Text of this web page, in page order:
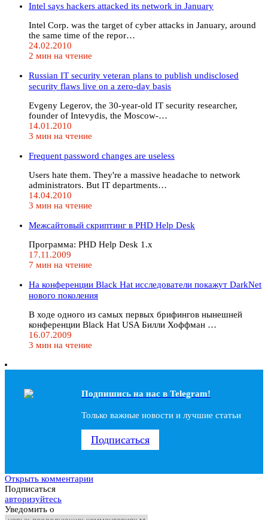
Intel says hackers attacked its network in January
Intel Corp. was the target of cyber attacks in January, around
the same time of the repor…
24.02.2010
2 мин на чтение
Russian IT security veteran plans to publish undisclosed
security flaws live on a zero-day basis
Evgeny Legerov, the 30-year-old IT security researcher,
founder of Intevydis, the Moscow-…
14.01.2010
3 мин на чтение
Frequent password changes are useless
Users hate them. They're a massive headache to network
administrators. But IT departments…
14.04.2010
3 мин на чтение
Межсайтовый скриптинг в PHD Help Desk
Программа: PHD Help Desk 1.x
17.11.2009
7 мин на чтение
На конференции Black Hat исследователи покажут DarkNet
нового поколения
В ходе одного из самых первых брифингов нынешней
конференции Black Hat USA Билли Хоффман …
16.07.2009
3 мин на чтение
Подпишись на наc в Telegram!
Только важные новости и лучшие статьи
Подписаться
Открыть комментарии
Подписаться
авторизуйтесь
Уведомить о